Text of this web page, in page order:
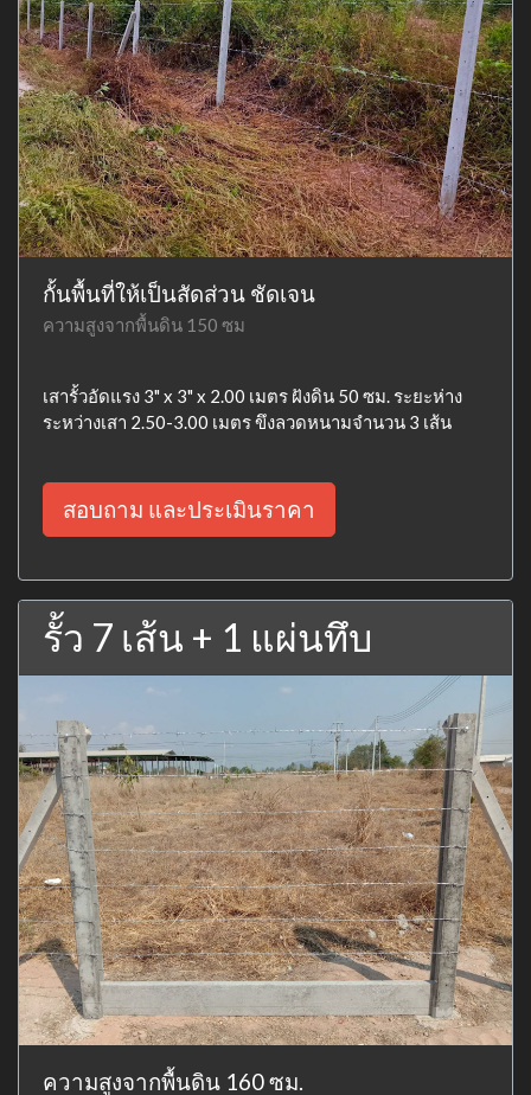
กั้นพื้นที่ให้เป็นสัดส่วน ชัดเจน
ความสูงจากพื้นดิน 150 ซม
เสารั้วอัดแรง 3" x 3" x 2.00 เมตร ฝังดิน 50 ซม. ระยะห่าง
ระหว่างเสา 2.50-3.00 เมตร ขึงลวดหนามจำนวน 3 เส้น
สอบถาม และประเมินราคา
รั้ว 7 เส้น + 1 แผ่นทึบ
ความสูงจากพื้นดิน 160 ซม.